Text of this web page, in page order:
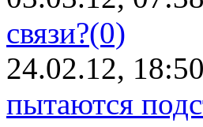
связи?(0)
24.02.12, 18:50
пытаются